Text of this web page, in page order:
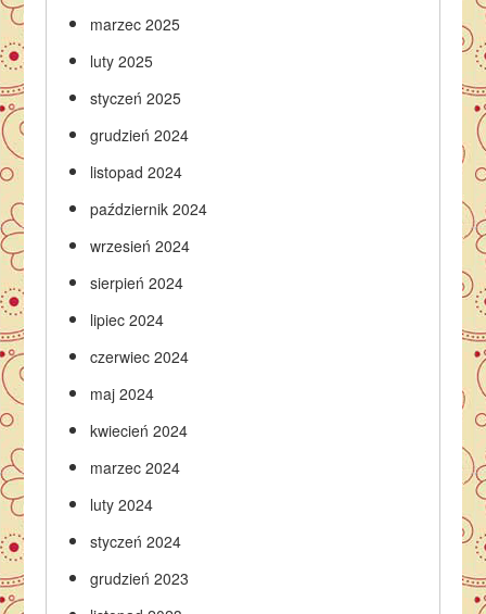
marzec 2025
luty 2025
styczeń 2025
grudzień 2024
listopad 2024
październik 2024
wrzesień 2024
sierpień 2024
lipiec 2024
czerwiec 2024
maj 2024
kwiecień 2024
marzec 2024
luty 2024
styczeń 2024
grudzień 2023